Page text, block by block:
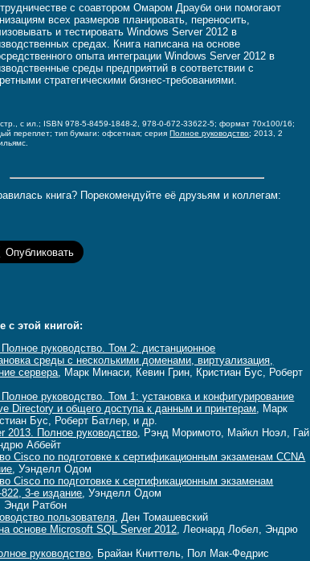
с соавтором Омаром Драуби они помогают
всех размеров планировать, переносить,
и тестировать Windows Server 2012 в
средах. Книга написана на основе
опыта интеграции Windows Server 2012 в
среды предприятий в соответствии с
стратегическими бизнес-требованиями.
с ил.; ISBN 978-5-8459-1848-2, 978-0-672-33622-5;формат 70x100/16;
переплет;тип бумаги: офсетная;серия Полное руководство; 2013, 2
книга? Порекомендуйте её друзьям и коллегам:
с этой книгой:
руководство. Том 2: дистанционное
среды с несколькими доменами, виртуализация,
сервера, Марк Минаси, Кевин Грин, Кристиан Бус, Роберт
руководство. Том 1: установка и конфигурирование
Directory и общего доступа к данным и принтерам, Марк
Бус, Роберт Батлер, и др.
2013. Полное руководство, Рэнд Моримото, Майкл Ноэл, Гай
Аббейт
Cisco по подготовке к сертификационным экзаменам CCNA
, Уэнделл Одом
Cisco по подготовке к сертификационным экзаменам
3-е издание, Уэнделл Одом
Энди Ратбон
пользователя, Ден Томашевский
основе Microsoft SQL Server 2012, Леонард Лобел, Эндрю
руководство, Брайан Книттель, Пол Мак-Федрис